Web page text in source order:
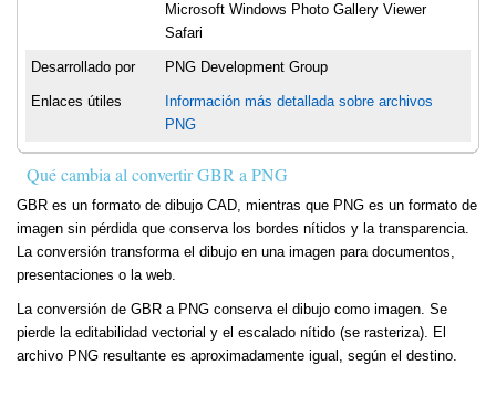
Microsoft Windows Photo Gallery Viewer
Safari
Desarrollado por PNG Development Group
Enlaces útiles
Información más detallada sobre archivos
PNG
Qué cambia al convertir GBR a PNG
GBR es un formato de dibujo CAD, mientras que PNG es un formato de
imagen sin pérdida que conserva los bordes nítidos y la transparencia.
La conversión transforma el dibujo en una imagen para documentos,
presentaciones o la web.
La conversión de GBR a PNG conserva el dibujo como imagen. Se
pierde la editabilidad vectorial y el escalado nítido (se rasteriza). El
archivo PNG resultante es aproximadamente igual, según el destino.